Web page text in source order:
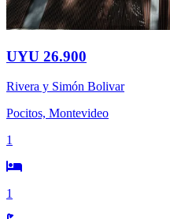
UYU 26.900
Rivera y Simón Bolivar
Pocitos, Montevideo
1
1